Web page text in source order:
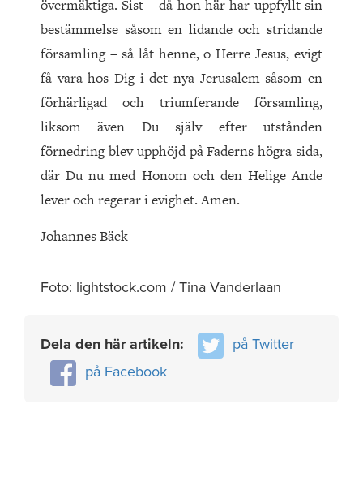
övermäktiga. Sist – då hon här har uppfyllt sin
bestämmelse såsom en lidande och stridande
församling – så låt henne, o Herre Jesus, evigt
få vara hos Dig i det nya Jerusalem såsom en
förhärligad och triumferande församling,
liksom även Du själv efter utstånden
förnedring blev upphöjd på Faderns högra sida,
där Du nu med Honom och den Helige Ande
lever och regerar i evighet. Amen.
Johannes Bäck
Foto: lightstock.com / Tina Vanderlaan
Dela den här artikeln:
på Twitter
på Facebook